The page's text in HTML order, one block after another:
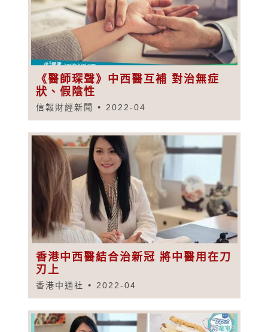
《醫師琛聲》中西醫互補 對治無症
狀、假陰性
信報財經新聞 2022-04
香港中西醫結合治新冠 將中醫用在刀
刃上
香港中通社 2022-04